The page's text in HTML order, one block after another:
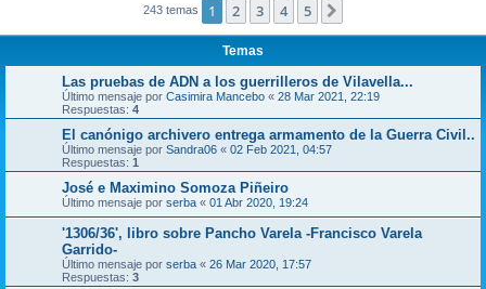
243 temas 1 2 3 4 5
Temas
Las pruebas de ADN a los guerrilleros de Vilavella...
Último mensaje por Casimira Mancebo « 28 Mar 2021, 22:19
Respuestas: 4
El canónigo archivero entrega armamento de la Guerra Civil..
Último mensaje por Sandra06 « 02 Feb 2021, 04:57
Respuestas: 1
José e Maximino Somoza Piñeiro
Último mensaje por serba « 01 Abr 2020, 19:24
'1306/36', libro sobre Pancho Varela -Francisco Varela
Garrido-
Último mensaje por serba « 26 Mar 2020, 17:57
Respuestas: 3